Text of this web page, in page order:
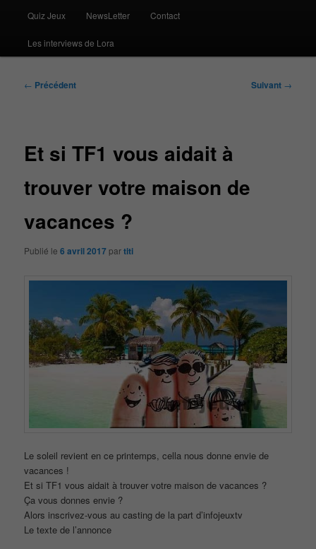
Quiz Jeux NewsLetter Contact
Les interviews de Lora
Navigation
← Précédent Suivant →
Et si TF1 vous aidait à
trouver votre maison de
vacances ?
Publié le6 avril 2017 partiti
Le soleil revient en ce printemps, cella nous donne envie de
vacances !
Et si TF1 vous aidait à trouver votre maison de vacances ?
Ça vous donnes envie ?
Alors inscrivez-vous au casting de la part d’infojeuxtv
Le texte de l’annonce